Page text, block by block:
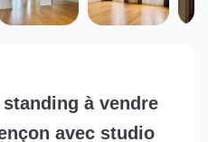
quelles sont les
conséquences ?
à vendre
avec studio